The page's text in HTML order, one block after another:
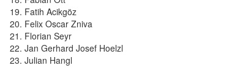
Fatih Acikgöz
Felix Oscar Zniva
Florian Seyr
Jan Gerhard Josef Hoelzl
Julian Hangl